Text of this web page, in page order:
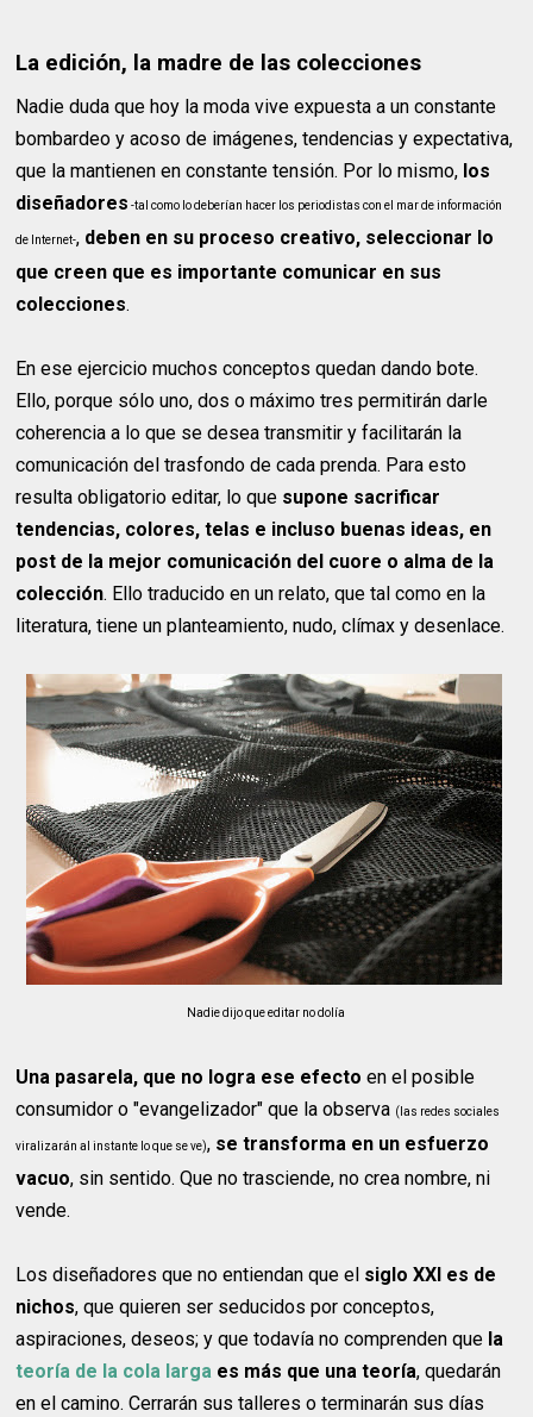
La edición, la madre de las colecciones
Nadie duda que hoy la moda vive expuesta a un constante
bombardeo y acoso de imágenes, tendencias y expectativa,
que la mantienen en constante tensión. Por lo mismo, los
diseñadores -tal como lo deberían hacer los periodistas con el mar de información
de Internet-, deben en su proceso creativo, seleccionar lo
que creen que es importante comunicar en sus
colecciones.
En ese ejercicio muchos conceptos quedan dando bote.
Ello, porque sólo uno, dos o máximo tres permitirán darle
coherencia a lo que se desea transmitir y facilitarán la
comunicación del trasfondo de cada prenda. Para esto
resulta obligatorio editar, lo que supone sacrificar
tendencias, colores, telas e incluso buenas ideas, en
post de la mejor comunicación del cuore o alma de la
colección. Ello traducido en un relato, que tal como en la
literatura, tiene un planteamiento, nudo, clímax y desenlace.
Nadie dijo que editar no dolía
Una pasarela, que no logra ese efecto en el posible
consumidor o "evangelizador" que la observa (las redes sociales
viralizarán al instante lo que se ve), se transforma en un esfuerzo
vacuo, sin sentido. Que no trasciende, no crea nombre, ni
vende.
Los diseñadores que no entiendan que el siglo XXI es de
nichos, que quieren ser seducidos por conceptos,
aspiraciones, deseos; y que todavía no comprenden que la
teoría de la cola larga es más que una teoría, quedarán
en el camino. Cerrarán sus talleres o terminarán sus días